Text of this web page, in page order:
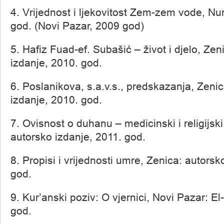
4. Vrijednost i ljekovitost Zem-zem vode,
god. (Novi Pazar, 2009 god)
5. Hafiz Fuad-ef. Subašić – život i djelo,
izdanje, 2010. god.
6. Poslanikova, s.a.v.s., predskazanja,
izdanje, 2010. god.
7. Ovisnost o duhanu – medicinski i
autorsko izdanje, 2011. god.
8. Propisi i vrijednosti umre, Zenica:
god.
9. Kur’anski poziv: O vjernici, Novi Pazar:
god.